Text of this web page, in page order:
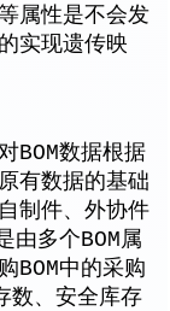
属性是不会发
实现遗传映
BOM数据根据
有数据的基础
制件、外协件
由多个BOM属
BOM中的采购
数、安全库存